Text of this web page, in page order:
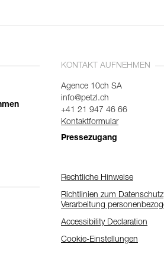
KONTAKT AUFNEHMEN
Agence 10ch SA
info@petzl.ch
+41 21 947 46 66
Kontaktformular
Pressezugang
Rechtliche Hinweise
Richtlinien zum
Verarbeitung
Accessibility Declaration
Cookie-Einstellungen